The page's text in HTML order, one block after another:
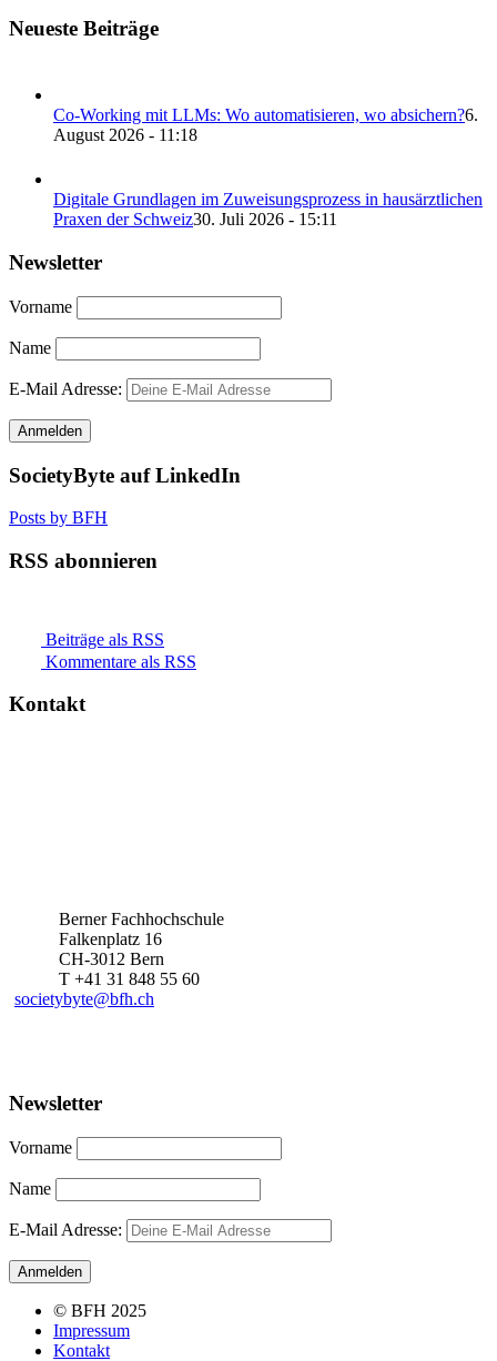
Neueste Beiträge
Co-Working mit LLMs: Wo automatisieren, wo absichern?6.
August 2026 - 11:18
Digitale Grundlagen im Zuweisungsprozess in hausärztlichen
Praxen der Schweiz30. Juli 2026 - 15:11
Newsletter
Vorname
Name
E-Mail Adresse:
SocietyByte auf LinkedIn
Posts by BFH
RSS abonnieren
Beiträge als RSS
Kommentare als RSS
Kontakt
Berner Fachhochschule
Falkenplatz 16
CH-3012 Bern
T +41 31 848 55 60
societybyte@bfh.ch
Newsletter
Vorname
Name
E-Mail Adresse:
© BFH 2025
Impressum
Kontakt